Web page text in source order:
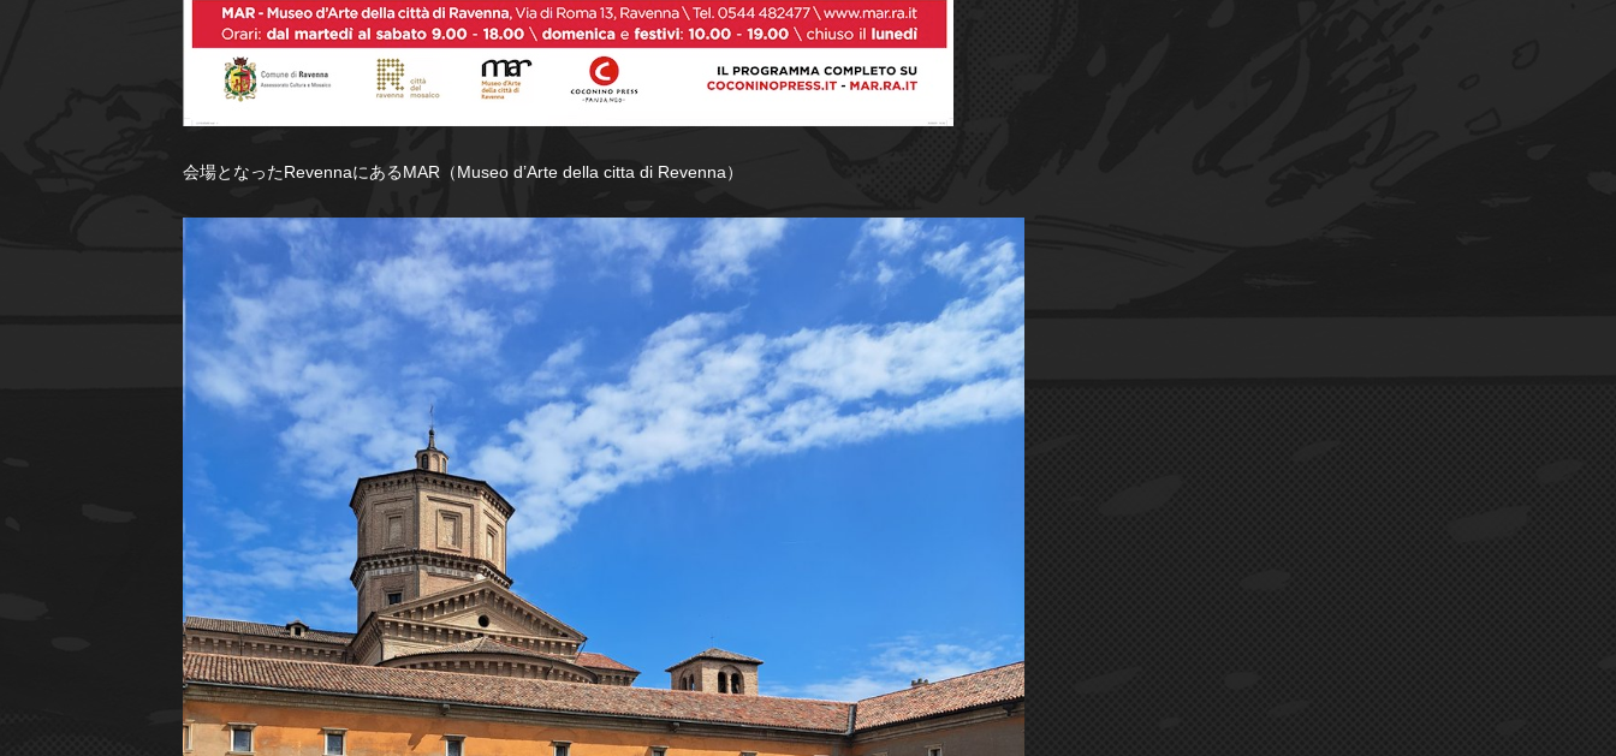
会場となったRevennaにあるMAR（Museo d’Arte della citta di Revenna）